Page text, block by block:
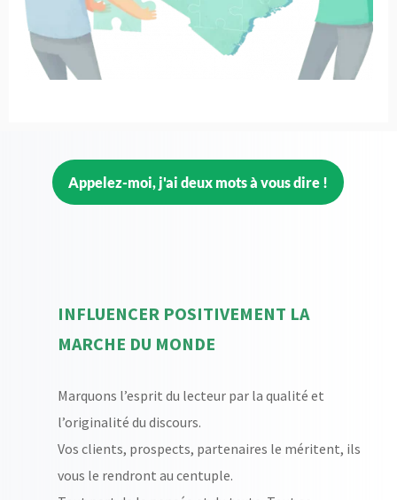
Appelez-moi, j'ai deux mots à vous dire !
INFLUENCER POSITIVEMENT LA
MARCHE DU MONDE
Marquons l’esprit du lecteur par la qualité et
l’originalité du discours.
Vos clients, prospects, partenaires le méritent, ils
vous le rendront au centuple.